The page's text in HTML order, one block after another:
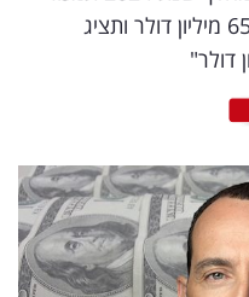
שירותים ומוצרים בסך של כ- 65-75 מיליון דולר ותציג